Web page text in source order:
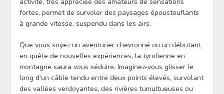
fortes, permet de survoler des paysages époustouflants
à grande vitesse, suspendu dans les airs.
Que vous soyez un aventurier chevronné ou un débutant
en quête de nouvelles expériences, la tyrolienne en
montagne saura vous séduire. Imaginez-vous glisser le
long d’un câble tendu entre deux points élevés, survolant
des vallées verdoyantes, des rivières tumultueuses ou